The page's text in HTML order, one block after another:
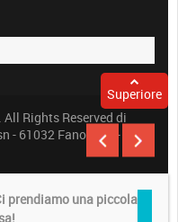
. All Rights Reserved di
- 61032 Fano (PU) -
Superiore
prendiamo una piccola